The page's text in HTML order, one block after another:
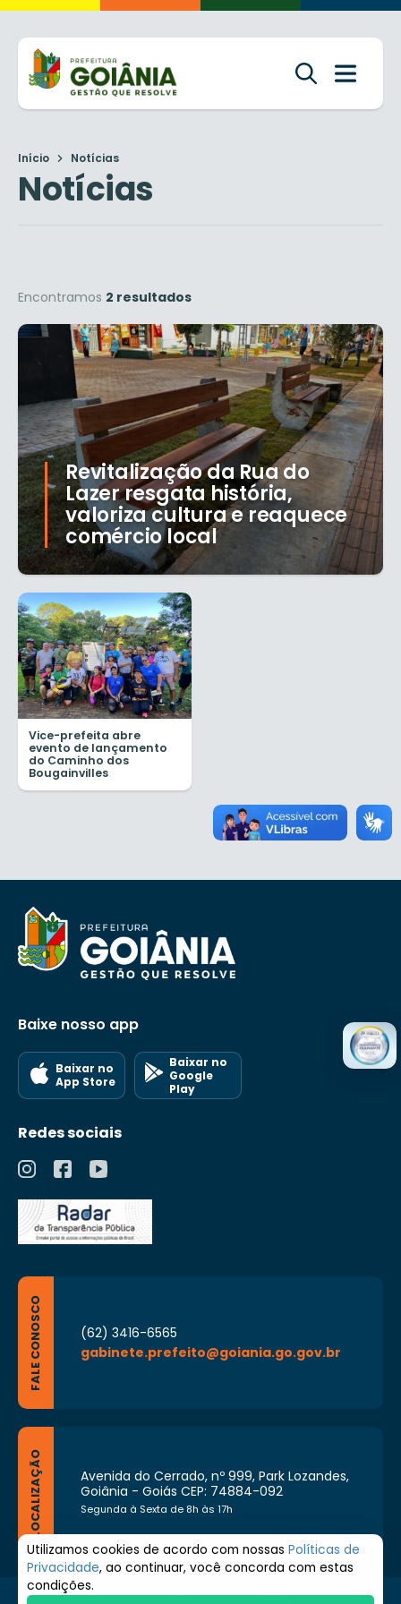
Início Notícias
Notícias
Encontramos 2 resultados
Revitalização da Rua do
Lazer resgata história,
valoriza cultura e reaquece
comércio local
Vice-prefeita abre
evento de lançamento
do Caminho dos
Bougainvilles
Baixe nosso app
Baixar no
App Store
Baixar no
Google
Play
Redes sociais
FALE CONOSCO
(62) 3416-6565
gabinete.prefeito@goiania.go.gov.br
LOCALIZAÇÃO
Avenida do Cerrado, nº 999, Park Lozandes,
Goiânia - Goiás CEP: 74884-092
Segunda à Sexta de 8h às 17h
Utilizamos cookies de acordo com nossas Políticas de
Privacidade, ao continuar, você concorda com estas
condições.